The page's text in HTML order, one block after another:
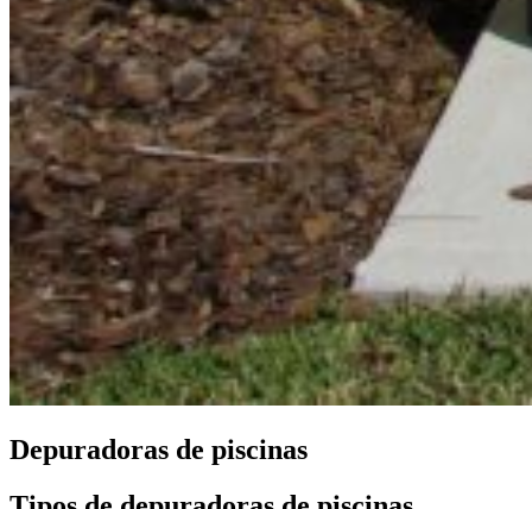
Depuradoras de piscinas